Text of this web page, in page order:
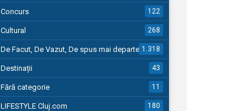
Concurs 122
Cultural 268
De Facut, De Vazut, De spus mai departe…1.318
Destinații 43
Fără categorie 11
LIFESTYLE Cluj.com 180